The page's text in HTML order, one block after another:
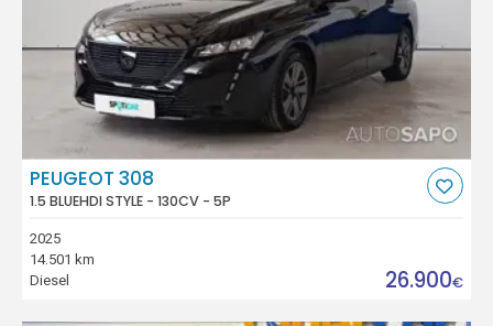
PEUGEOT 308
1.5 BLUEHDI STYLE - 130CV - 5P
2025
14.501 km
Diesel
26.900€